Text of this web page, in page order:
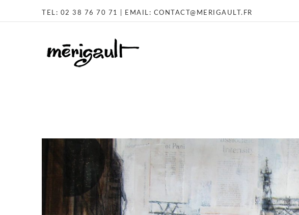
TEL: 02 38 76 70 71 | EMAIL: CONTACT@MERIGAULT.FR